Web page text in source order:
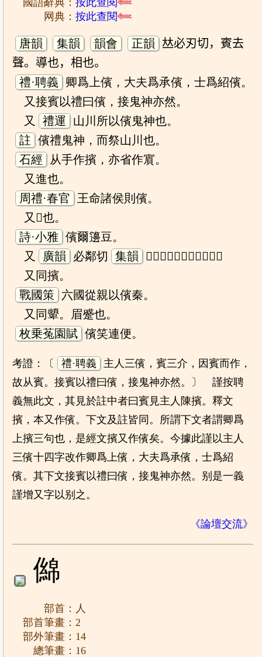
國語辭典：按此查閱
网典：按此查閱
唐韻 集韻 韻會 正韻
𠀤必刃切，賓去
聲。導也，相也。
禮·聘義
卿爲上儐，大夫爲承儐，士爲紹儐。
又接賓以禮曰儐，接鬼神亦然。
又
禮運
山川所以儐鬼神也。
註 儐禮鬼神，而祭山川也。
石經
从手作擯，亦省作賔。
又進也。
周禮·春官
王命諸侯則儐。
又𨻰也。
詩·小雅 儐爾籩豆。
又
廣韻 必鄰切 集韻
𤰞民切，𠀤音賔。敬也。
又同擯。
戰國策
六國從親以儐秦。
又同顰。眉蹙也。
枚乗菟園賦 儐笑連便。
考證：〔 禮·聘義
主人三儐，賓三介，因賓而作，
故从賓。接賓以禮曰儐，接鬼神亦然。〕 謹按聘
義無此文，其見於註中者曰賓見主人陳擯。釋文
擯，本又作儐。下文及註皆同。所謂下文者謂卿爲
上擯三句也，是經文擯又作儐矣。今據此謹以主人
三儐十四字改作卿爲上儐，大夫爲承儐，士爲紹
儐。其下文接賓以禮曰儐，接鬼神亦然。别是一義
謹增又字以别之。
《論壇交流》
㒙
部首：人
部首筆畫：2
部外筆畫：14
總筆畫：16